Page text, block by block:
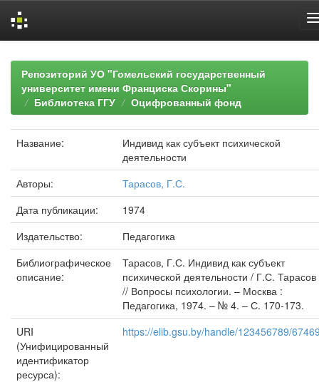
navigationРепозиторий УО "Гомельский государственный
университет имени Франциска Скорины"
Библиотека ГГУ
Оцифрованный фонд
Название:
Индивид как субъект психической
деятельности
Авторы:
Тарасов, Г.С.
Дата публикации:
1974
Издательство:
Педагогика
Библиографическое
описание:
Тарасов, Г.С. Индивид как субъект
психической деятельности / Г.С. Тарасов
// Вопросы психологии. – Москва :
Педагогика, 1974. – № 4. – С. 170-173.
URI
(Унифицированный
идентификатор
ресурса):
https://elib.gsu.by/handle/123456789/